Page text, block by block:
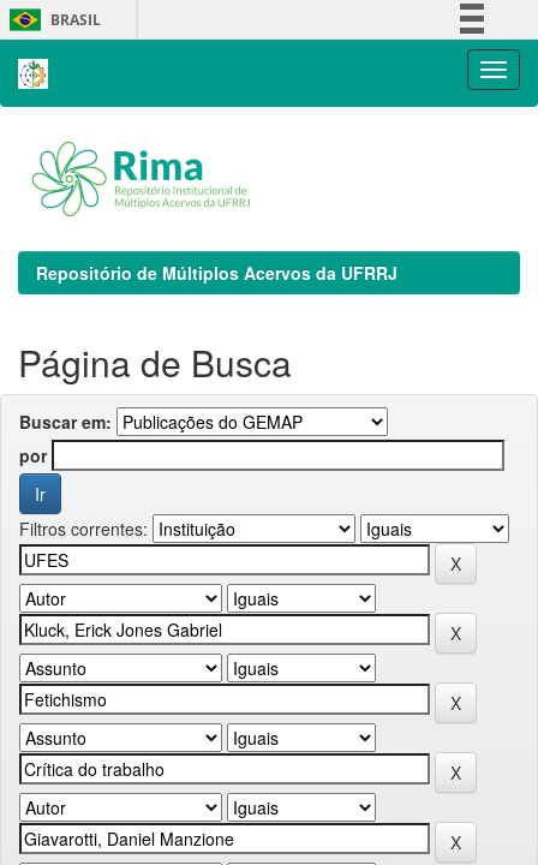
Skip
navigation
BRASIL
Repositório de Múltiplos Acervos da UFRRJ
Página de Busca
Buscar em:
por
Filtros correntes: